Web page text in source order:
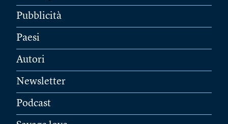
Pubblicità
Paesi
Autori
Newsletter
Podcast